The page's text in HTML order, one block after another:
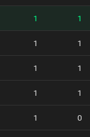
1 1
1 1
1 1
1 1
1 0